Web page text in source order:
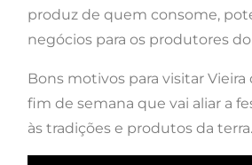
produz de quem consome,
negócios para os produtores
Bons motivos para visitar
fim de semana que vai aliar a
às tradições e produtos da terra.